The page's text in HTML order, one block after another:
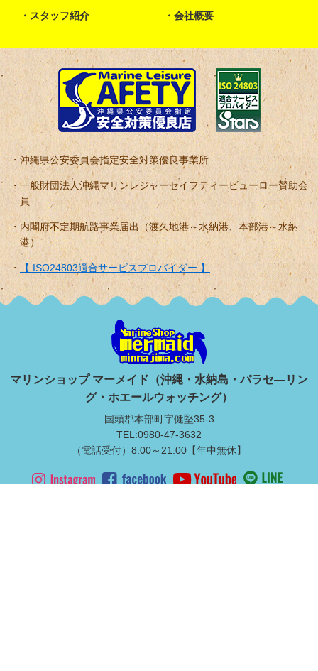
スタッフ紹介 会社概要
沖縄県公安委員会指定安全対策優良事業所
一般財団法人沖縄マリンレジャーセイフティービューロー賛助会
員
内閣府不定期航路事業届出（渡久地港～水納港、本部港～水納
港）
【 ISO24803適合サービスプロバイダー 】
マリンショップ マーメイド（沖縄・水納島・パラセ―リン
グ・ホエールウォッチング）
国頭郡本部町字健堅35-3
TEL:0980-47-3632
（電話受付）8:00～21:00【年中無休】